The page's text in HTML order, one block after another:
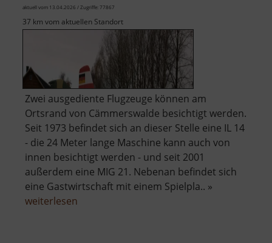
aktuell vom 13.04.2026 / Zugriffe: 77867
37 km vom aktuellen Standort
Zwei ausgediente Flugzeuge können am
Ortsrand von Cämmerswalde besichtigt werden.
Seit 1973 befindet sich an dieser Stelle eine IL 14
- die 24 Meter lange Maschine kann auch von
innen besichtigt werden - und seit 2001
außerdem eine MIG 21. Nebenan befindet sich
eine Gastwirtschaft mit einem Spielpla.. »
weiterlesen